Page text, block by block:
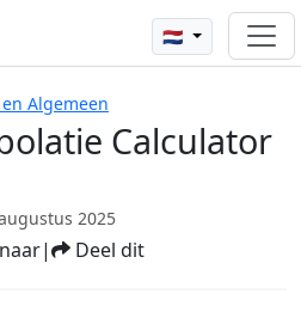
🇳🇱
Algemeen
Calculator
2025
| Deel dit